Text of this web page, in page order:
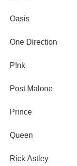
Oasis
One Direction
P!nk
Post Malone
Prince
Queen
Rick Astley